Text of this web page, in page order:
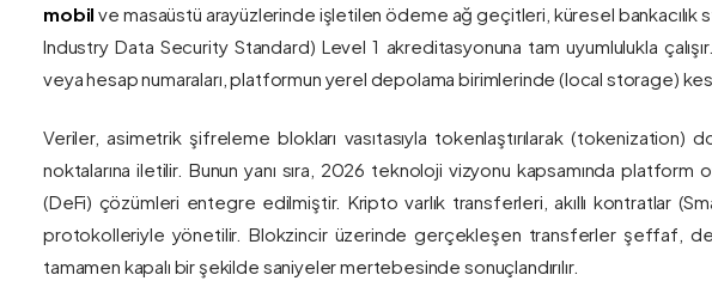
mobil ve masaüstü arayüzlerinde işletilen ödeme ağ geçitleri, küresel bankacılık
Industry Data Security Standard) Level 1 akreditasyonuna tam uyumlulukla
veya hesap numaraları, platformun yerel depolama birimlerinde (local storage)
Veriler, asimetrik şifreleme blokları vasıtasıyla tokenlaştırılarak (tokenization)
noktalarına iletilir. Bunun yanı sıra, 2026 teknoloji vizyonu kapsamında
(DeFi) çözümleri entegre edilmiştir. Kripto varlık transferleri, akıllı kontratlar
protokolleriyle yönetilir. Blokzincir üzerinde gerçekleşen transferler şeffaf,
tamamen kapalı bir şekilde saniyeler mertebesinde sonuçlandırılır.